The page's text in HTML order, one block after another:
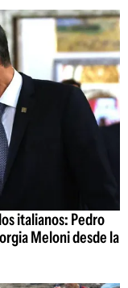
italianos: Pedro
Meloni desde la